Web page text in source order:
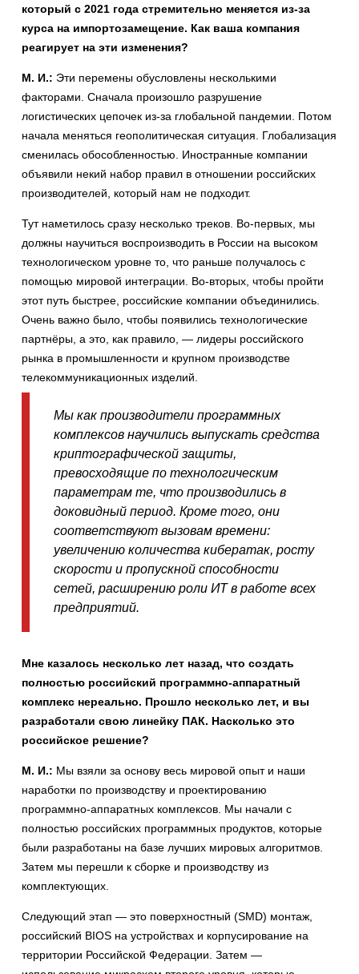
который с 2021 года стремительно меняется из-за
курса на импортозамещение. Как ваша компания
реагирует на эти изменения?
М. И.: Эти перемены обусловлены несколькими
факторами. Сначала произошло разрушение
логистических цепочек из-за глобальной пандемии. Потом
начала меняться геополитическая ситуация. Глобализация
сменилась обособленностью. Иностранные компании
объявили некий набор правил в отношении российских
производителей, который нам не подходит.
Тут наметилось сразу несколько треков. Во-первых, мы
должны научиться воспроизводить в России на высоком
технологическом уровне то, что раньше получалось с
помощью мировой интеграции. Во-вторых, чтобы пройти
этот путь быстрее, российские компании объединились.
Очень важно было, чтобы появились технологические
партнёры, а это, как правило, — лидеры российского
рынка в промышленности и крупном производстве
телекоммуникационных изделий.
Мы как производители программных
комплексов научились выпускать средства
криптографической защиты,
превосходящие по технологическим
параметрам те, что производились в
доковидный период. Кроме того, они
соответствуют вызовам времени:
увеличению количества кибератак, росту
скорости и пропускной способности
сетей, расширению роли ИТ в работе всех
предприятий.
Мне казалось несколько лет назад, что создать
полностью российский программно-аппаратный
комплекс нереально. Прошло несколько лет, и вы
разработали свою линейку ПАК. Насколько это
российское решение?
М. И.: Мы взяли за основу весь мировой опыт и наши
наработки по производству и проектированию
программно-аппаратных комплексов. Мы начали с
полностью российских программных продуктов, которые
были разработаны на базе лучших мировых алгоритмов.
Затем мы перешли к сборке и производству из
комплектующих.
Следующий этап — это поверхностный (SMD) монтаж,
российский BIOS на устройствах и корпусирование на
территории Российской Федерации. Затем —